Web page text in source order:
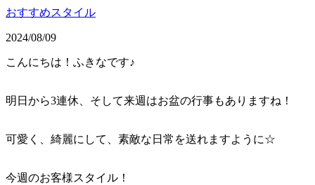
おすすめスタイル
2024/08/09
こんにちは！ふきなです♪
明日から3連休、そして来週はお盆の行事もありますね！
可愛く、綺麗にして、素敵な日常を送れますように☆
今週のお客様スタイル！